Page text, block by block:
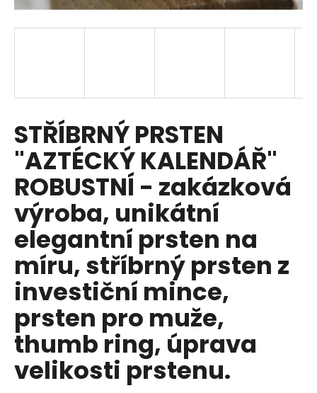
STŘÍBRNÝ PRSTEN
"AZTÉCKÝ KALENDÁŘ"
ROBUSTNÍ - zakázková
výroba, unikátní
elegantní prsten na
míru, stříbrný prsten z
investiční mince,
prsten pro muže,
thumb ring, úprava
velikosti prstenu.
a
j
?
HLEDAT
D
o
p
o
r
u
č
u
j
e
m